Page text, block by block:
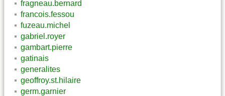
fragneau.bernard
francois.fessou
fuzeau.michel
gabriel.royer
gambart.pierre
gatinais
generalites
geoffroy.st.hilaire
germ.garnier